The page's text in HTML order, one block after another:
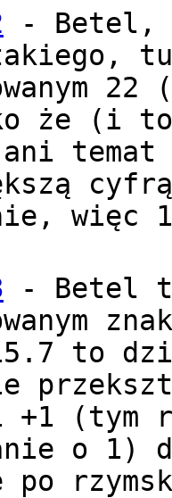
- Betel,
22
że (i to
ani
więc
- Betel
to
+1 (tym
o 1)
po